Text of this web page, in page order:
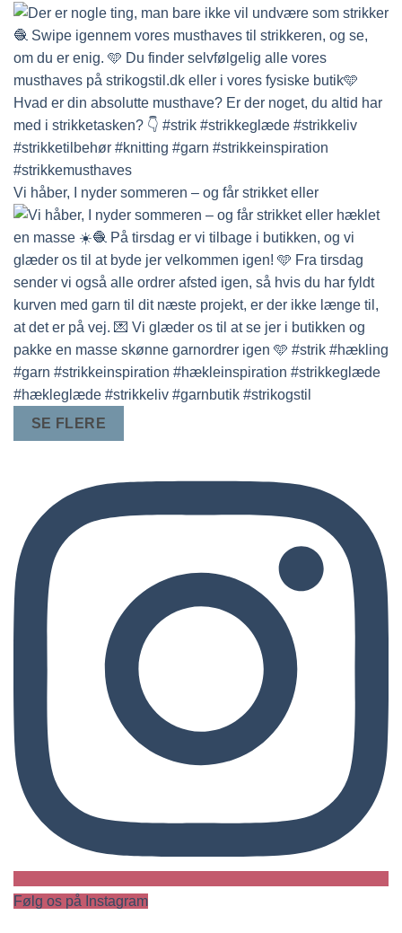
Vi håber, I nyder sommeren – og får strikket eller
SE FLERE
Følg os på Instagram